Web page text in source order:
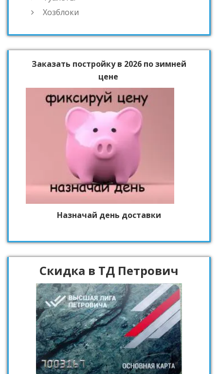
Хозблоки
Заказать постройку в 2026 по зимней
цене
Назначай день доставки
Скидка в ТД Петрович